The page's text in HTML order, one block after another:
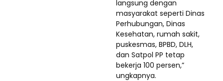
langsung dengan
masyarakat seperti Dinas
Perhubungan, Dinas
Kesehatan, rumah sakit,
puskesmas, BPBD, DLH,
dan Satpol PP tetap
bekerja 100 persen,”
ungkapnya.